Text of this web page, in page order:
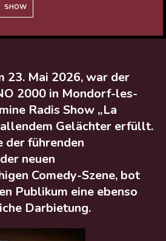
SHOW
23. Mai 2026, war der
2000 in Mondorf-les-
Radis Show „La
Gelächter erfüllt.
der führenden
neuen
Comedy-Szene, bot
Publikum eine ebenso
Darbietung.